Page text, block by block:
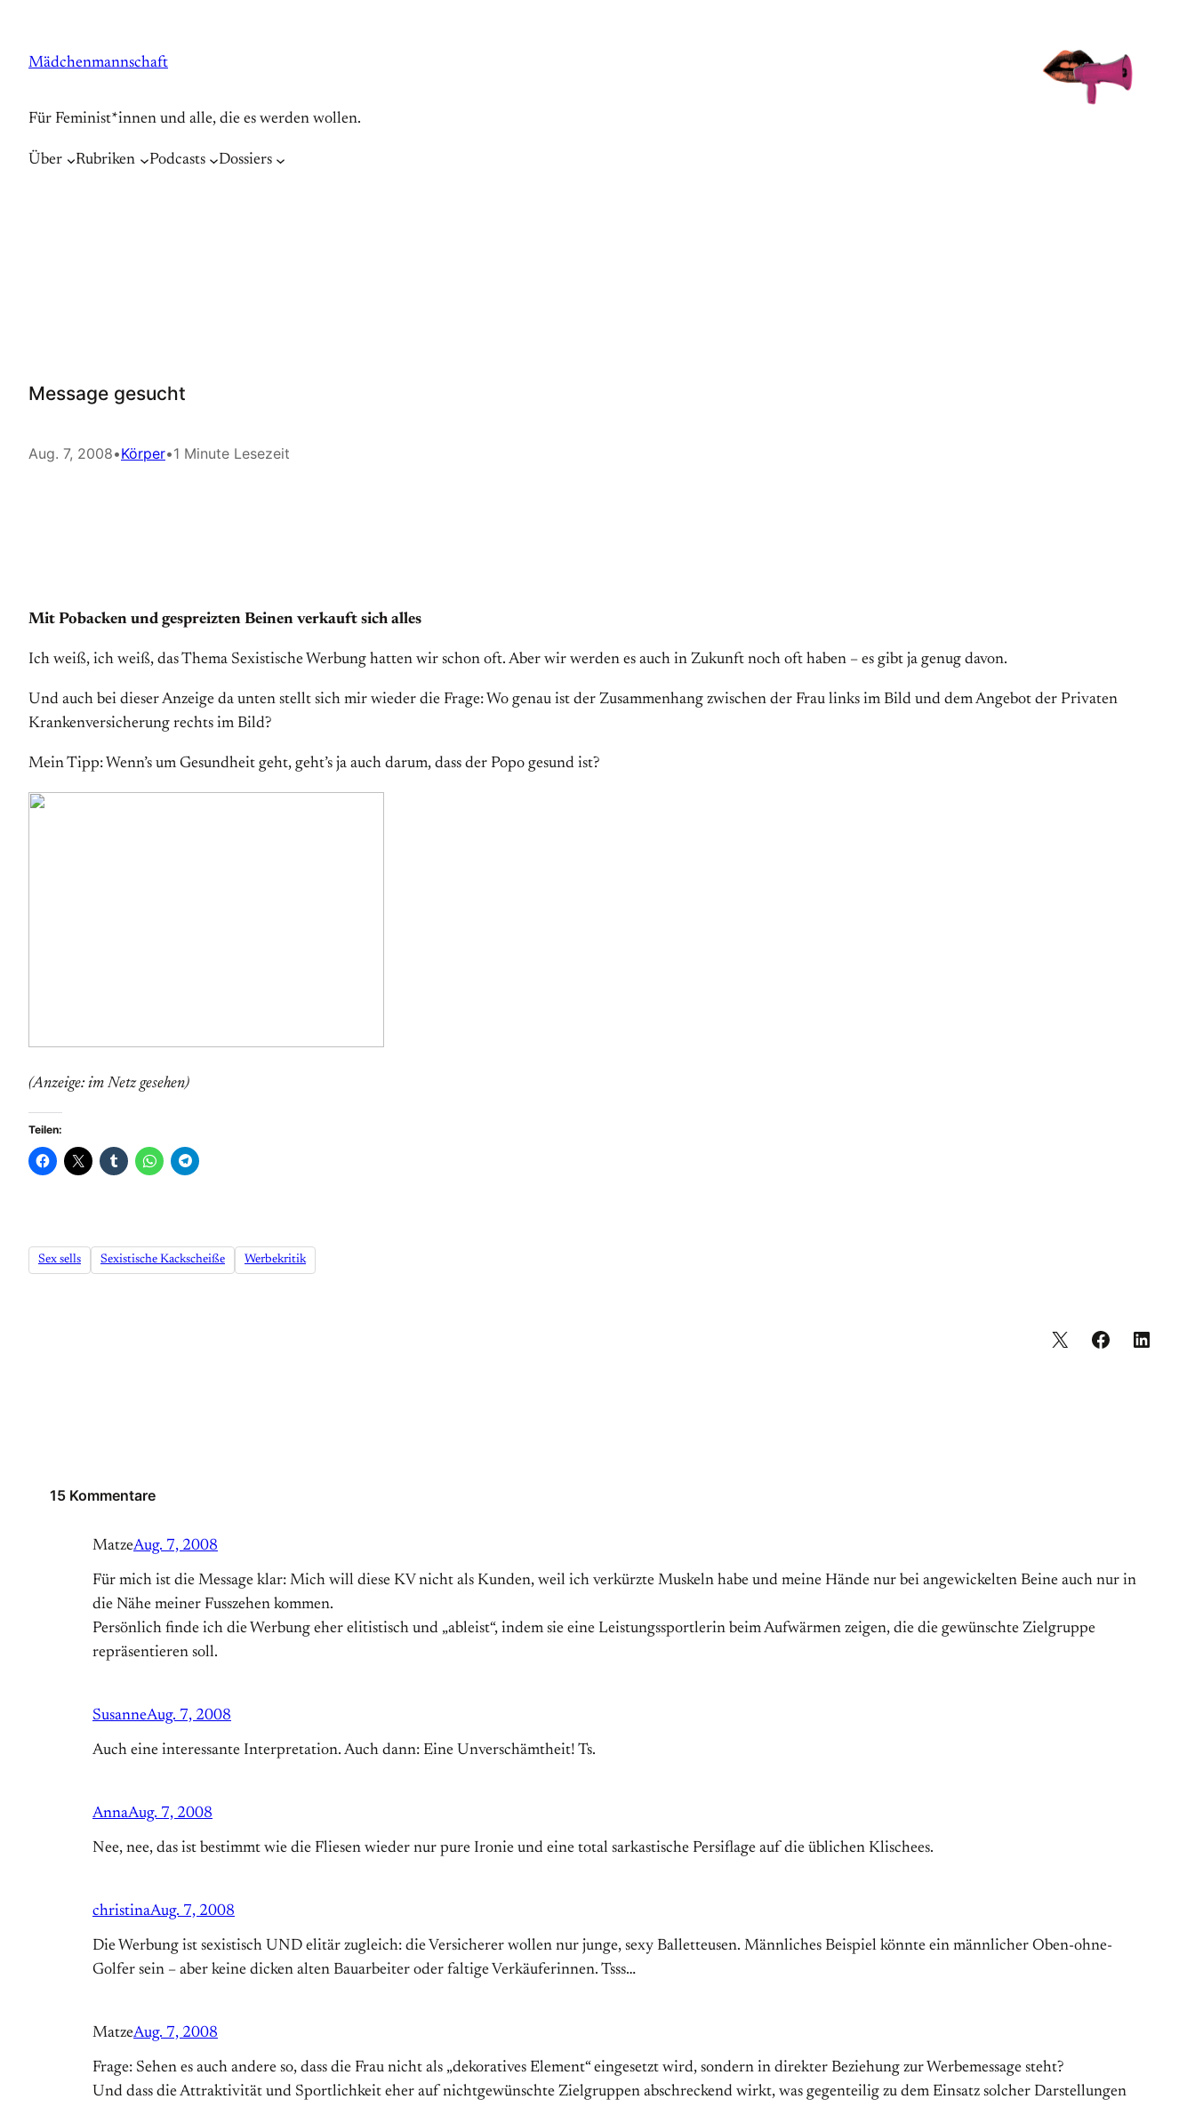
springen
Mädchenmannschaft
Für Feminist*innen und alle, die es werden wollen.
Über Rubriken Podcasts Dossiers
Message gesucht
Aug. 7, 2008•Körper•1 Minute Lesezeit
Mit Pobacken und gespreizten Beinen verkauft sich alles
Ich weiß, ich weiß, das Thema Sexistische Werbung hatten wir schon oft. Aber wir werden es auch in Zukunft noch oft haben – es gibt ja genug davon.
Und auch bei dieser Anzeige da unten stellt sich mir wieder die Frage: Wo genau ist der Zusammenhang zwischen der Frau links im Bild und dem Angebot der Privaten
Krankenversicherung rechts im Bild?
Mein Tipp: Wenn’s um Gesundheit geht, geht’s ja auch darum, dass der Popo gesund ist?
(Anzeige: im Netz gesehen)
Teilen:
Sex sells Sexistische Kackscheiße Werbekritik
15 Kommentare
MatzeAug. 7, 2008
Für mich ist die Message klar: Mich will diese KV nicht als Kunden, weil ich verkürzte Muskeln habe und meine Hände nur bei angewickelten Beine auch nur in
die Nähe meiner Fusszehen kommen.
Persönlich finde ich die Werbung eher elitistisch und „ableist“, indem sie eine Leistungssportlerin beim Aufwärmen zeigen, die die gewünschte Zielgruppe
repräsentieren soll.
SusanneAug. 7, 2008
Auch eine interessante Interpretation. Auch dann: Eine Unverschämtheit! Ts.
AnnaAug. 7, 2008
Nee, nee, das ist bestimmt wie die Fliesen wieder nur pure Ironie und eine total sarkastische Persiflage auf die üblichen Klischees.
christinaAug. 7, 2008
Die Werbung ist sexistisch UND elitär zugleich: die Versicherer wollen nur junge, sexy Balletteusen. Männliches Beispiel könnte ein männlicher Oben-ohne-
Golfer sein – aber keine dicken alten Bauarbeiter oder faltige Verkäuferinnen. Tsss…
MatzeAug. 7, 2008
Frage: Sehen es auch andere so, dass die Frau nicht als „dekoratives Element“ eingesetzt wird, sondern in direkter Beziehung zur Werbemessage steht?
Und dass die Attraktivität und Sportlichkeit eher auf nichtgewünschte Zielgruppen abschreckend wirkt, was gegenteilig zu dem Einsatz solcher Darstellungen